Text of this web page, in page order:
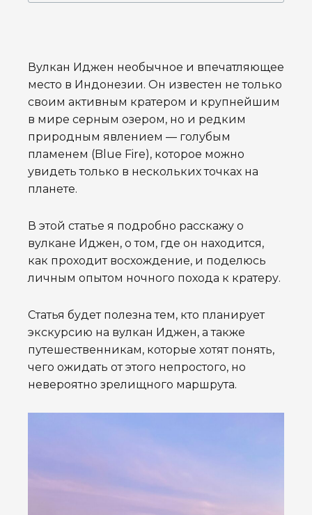
Вулкан Иджен необычное и впечатляющее
место в Индонезии. Он известен не только
своим активным кратером и крупнейшим
в мире серным озером, но и редким
природным явлением — голубым
пламенем (Blue Fire), которое можно
увидеть только в нескольких точках на
планете.
В этой статье я подробно расскажу о
вулкане Иджен, о том, где он находится,
как проходит восхождение, и поделюсь
личным опытом ночного похода к кратеру.
Статья будет полезна тем, кто планирует
экскурсию на вулкан Иджен, а также
путешественникам, которые хотят понять,
чего ожидать от этого непростого, но
невероятно зрелищного маршрута.